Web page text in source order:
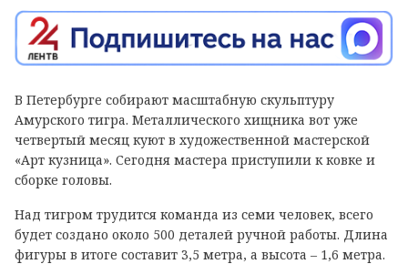
В Петербурге собирают масштабную скульптуру
Амурского тигра. Металлического хищника вот уже
четвертый месяц куют в художественной мастерской
«Арт кузница». Сегодня мастера приступили к ковке и
сборке головы.
Над тигром трудится команда из семи человек, всего
будет создано около 500 деталей ручной работы. Длина
фигуры в итоге составит 3,5 метра, а высота – 1,6 метра.